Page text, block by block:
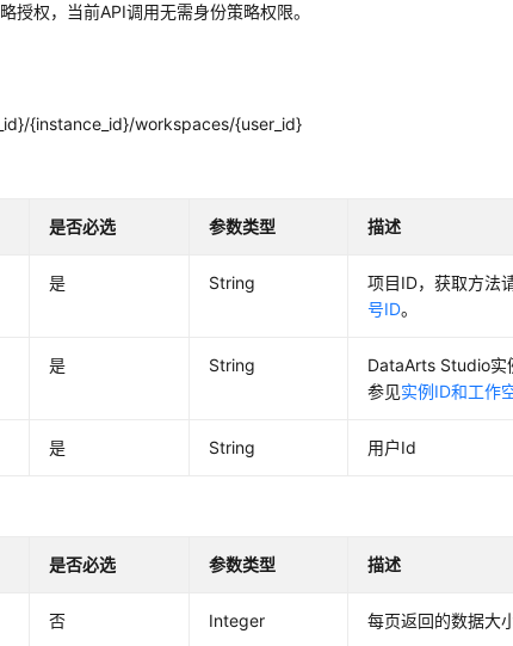
授权，当前API调用无需身份策略权限。
{instance_id}/workspaces/{user_id}
是否必选 参数类型 描述
是 String 项目ID，获取方法
号ID。
是 String
DataArts Studio实
参见实例ID和工作
是 String 用户Id
是否必选 参数类型 描述
否 Integer 每页返回的数据大小